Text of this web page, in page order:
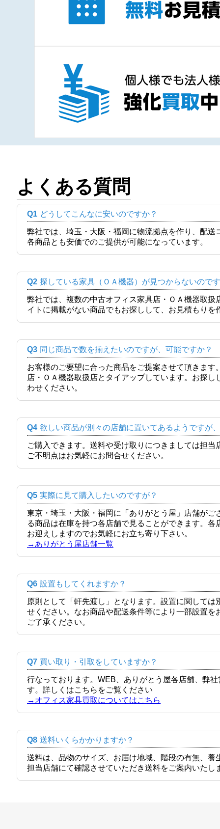
よくある質問
Q1 どうしてこんなに安いのですか？
弊社では、埼玉・大阪・福岡に物流拠点を作り、配
各商品とも安価でのご提供が可能になっています。
Q2 探している家具（ＯＡ機器）が見つからないので
弊社では、複数の中古オフィス家具店・ＯＡ機器取
イトに掲載がない商品でもお探しして、お見積もりを
Q3 同じ商品で数を揃えたいのですが、可能ですか？
お客様のご要望に合った商品をご提案させて頂きま
店・ＯＡ機器取扱店とタイアップしています。お探
わせください。
Q4 欲しい商品が別々の店舗に置いてあるようですが
ご購入できます。送料や受け取りにつきましては担
ご不明点はお気軽にお問合せください。
Q5 実際に見て購入したいのですが？
東京・埼玉・大阪・福岡に「ありがとう屋」店舗が
る商品は在庫を持つ各店舗で見ることができます。
お迎えしますのでお気軽にお立ち寄り下さい。
→ありがとう屋店舗一覧
Q6 設置もしてくれますか？
原則として「軒先渡し」となります。設置に関して
せください。なお商品や配送条件等により一部設置
ご了承ください。
Q7 買い取り・引取をしていますか？
行なっております。WEB、ありがとう屋各店舗、弊
す。詳しくはこちらをご覧ください
→オフィス家具買取についてはこちら
Q8 送料いくらかかりますか？
送料は、品物のサイズ、お届け地域、階段の有無、
担当店舗にて確認させていただき送料をご案内いたし